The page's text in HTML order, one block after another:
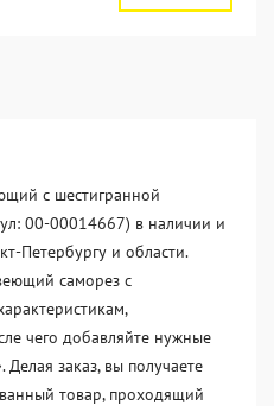
с шестигранной
00-00014667) в наличии и
Петербургу и области.
саморез с
чего добавляйте нужные
заказ, вы получаете
товар, проходящий